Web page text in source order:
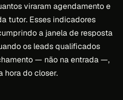
viraram agendamento e
tutor. Esses indicadores
a janela de resposta
os leads qualificados
— não na entrada —,
hora do closer.